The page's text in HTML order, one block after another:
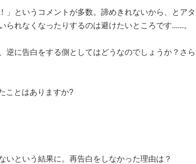
」というコメントが多数。諦めきれないから、とアタ
れなくなったりするのは避けたいところです......。
逆に告白をする側としてはどうなのでしょうか？さら
ことはありますか?
いという結果に。再告白をしなかった理由は？